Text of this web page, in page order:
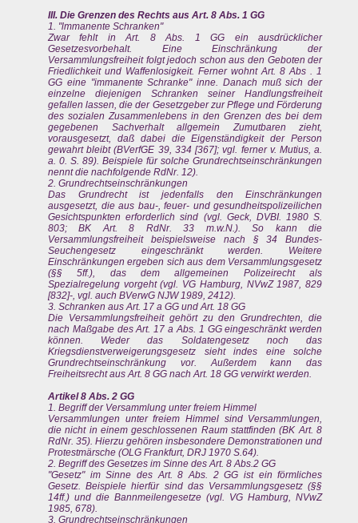
III. Die Grenzen des Rechts aus Art. 8 Abs. 1 GG
1. "lmmanente Schranken"
Zwar fehlt in Art. 8 Abs. 1 GG ein ausdrücklicher
Gesetzesvorbehalt. Eine Einschränkung der
Versammlungsfreiheit folgt jedoch schon aus den Geboten der
Friedlichkeit und Waffenlosigkeit. Ferner wohnt Art. 8 Abs . 1
GG eine "immanente Schranke" inne. Danach muß sich der
einzelne diejenigen Schranken seiner Handlungsfreiheit
gefallen lassen, die der Gesetzgeber zur Pflege und Förderung
des sozialen Zusammenlebens in den Grenzen des bei dem
gegebenen Sachverhalt allgemein Zumutbaren zieht,
vorausgesetzt, daß dabei die Eigenständigkeit der Person
gewahrt bleibt (BVerfGE 39, 334 [367]; vgl. ferner v. Mutius, a.
a. 0. S. 89). Beispiele für solche Grundrechtseinschränkungen
nennt die nachfolgende RdNr. 12).
2. Grundrechtseinschränkungen
Das Grundrecht ist jedenfalls den Einschränkungen
ausgesetzt, die aus bau-, feuer- und gesundheitspolizeilichen
Gesichtspunkten erforderlich sind (vgl. Geck, DVBI. 1980 S.
803; BK Art. 8 RdNr. 33 m.w.N.). So kann die
Versammlungsfreiheit beispielsweise nach § 34 Bundes-
Seuchengesetz eingeschränkt werden. Weitere
Einschränkungen ergeben sich aus dem Versammlungsgesetz
(§§ 5ff.), das dem allgemeinen Polizeirecht als
Spezialregelung vorgeht (vgl. VG Hamburg, NVwZ 1987, 829
[832]-, vgl. auch BVerwG NJW 1989, 2412).
3. Schranken aus Art. 17 a GG und Art. 18 GG
Die Versammlungsfreiheit gehört zu den Grundrechten, die
nach Maßgabe des Art. 17 a Abs. 1 GG eingeschränkt werden
können. Weder das Soldatengesetz noch das
Kriegsdienstverweigerungsgesetz sieht indes eine solche
Grundrechtseinschränkung vor. Außerdem kann das
Freiheitsrecht aus Art. 8 GG nach Art. 18 GG verwirkt werden.
Artikel 8 Abs. 2 GG
1. Begriff der Versammlung unter freiem Himmel
Versammlungen unter freiem Himmel sind Versammlungen,
die nicht in einem geschlossenen Raum stattfinden (BK Art. 8
RdNr. 35). Hierzu gehören insbesondere Demonstrationen und
Protestmärsche (OLG Frankfurt, DRJ 1970 S.64).
2. Begriff des Gesetzes im Sinne des Art. 8 Abs.2 GG
"Gesetz" im Sinne des Art. 8 Abs. 2 GG ist ein förmliches
Gesetz. Beispiele hierfür sind das Versammlungsgesetz (§§
14ff.) und die Bannmeilengesetze (vgl. VG Hamburg, NVwZ
1985, 678).
3. Grundrechtseinschränkungen